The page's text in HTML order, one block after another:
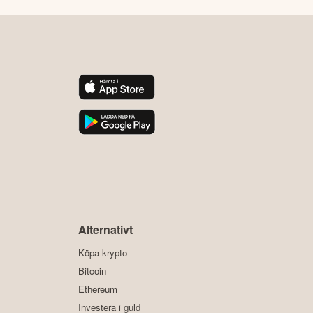
Alternativt
Köpa krypto
Bitcoin
Ethereum
Investera i guld